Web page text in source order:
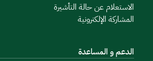
الاستعلام عن حالة التأشيرة
المشاركة الإلكترونية
الدعم و المساعدة